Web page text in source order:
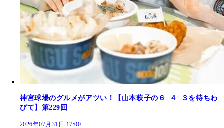
神宮球場のグルメがアツい！【山本萩子の６−４−３を待ちわ
びて】第229回
2026年07月31日 17:00